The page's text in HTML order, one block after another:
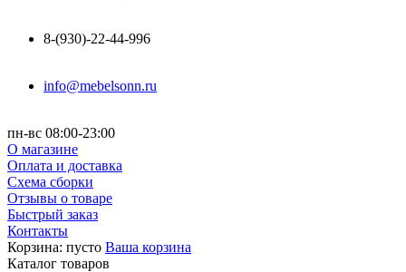
8-(930)-22-44-996
info@mebelsonn.ru
пн-вс 08:00-23:00
О магазине
Оплата и доставка
Схема сборки
Отзывы о товаре
Быстрый заказ
Контакты
Корзина: пусто Ваша корзина
Каталог товаров